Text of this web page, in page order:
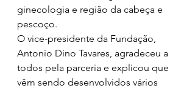
ginecologia e região da cabeça e
pescoço.
O vice-presidente da Fundação,
Antonio Dino Tavares, agradeceu a
todos pela parceria e explicou que
vêm sendo desenvolvidos vários